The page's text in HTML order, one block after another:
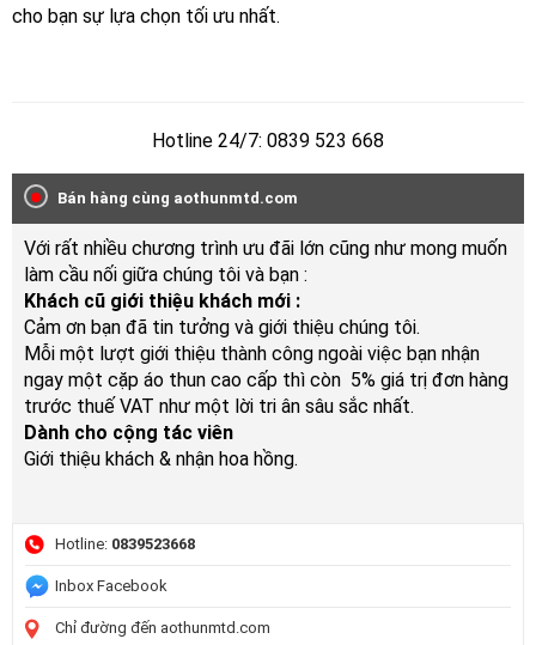
cho bạn sự lựa chọn tối ưu nhất.
Hotline 24/7: 0839 523 668
Bán hàng cùng aothunmtd.com
Với rất nhiều chương trình ưu đãi lớn cũng như mong muốn
làm cầu nối giữa chúng tôi và bạn :
Khách cũ giới thiệu khách mới :
Cảm ơn bạn đã tin tưởng và giới thiệu chúng tôi.
Mỗi một lượt giới thiệu thành công ngoài việc bạn nhận
ngay một cặp áo thun cao cấp thì còn 5% giá trị đơn hàng
trước thuế VAT như một lời tri ân sâu sắc nhất.
Dành cho cộng tác viên
Giới thiệu khách & nhận hoa hồng.
Hotline: 0839523668
Inbox Facebook
Chỉ đường đến aothunmtd.com